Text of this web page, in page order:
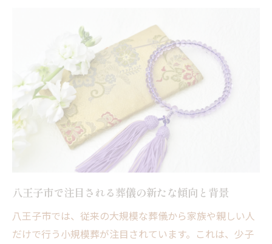
多様化する葬儀形式の選び方と特徴
多様な葬儀形式の特徴と選択時の考慮点
葬儀形式ごとのメリットと選び方のポイン
ト
家族葬から一般葬まで形式別の違いを解説
自分に合った葬儀形式の選び方を徹底比較
葬儀スタイルの多様化と利用者の声から学
八王子市で選ばれる葬儀形式の最新トレン
ド
八王子市で考える最適な葬儀準備
八王子市で注目される葬儀の新たな傾向と背景
八王子市では、従来の大規模な葬儀から家族や親しい人
だけで行う小規模葬が注目されています。これは、少子